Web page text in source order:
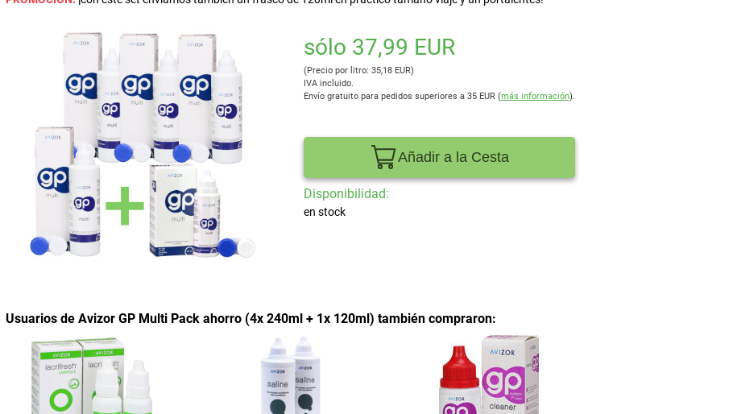
sólo 37,99 EUR
(Precio por litro: 35,18 EUR)
IVA incluido.
Envío gratuito para pedidos superiores a 35 EUR (más información).
Añadir a la Cesta
Disponibilidad:
en stock
Usuarios de Avizor GP Multi Pack ahorro (4x 240ml + 1x 120ml) también compraron: